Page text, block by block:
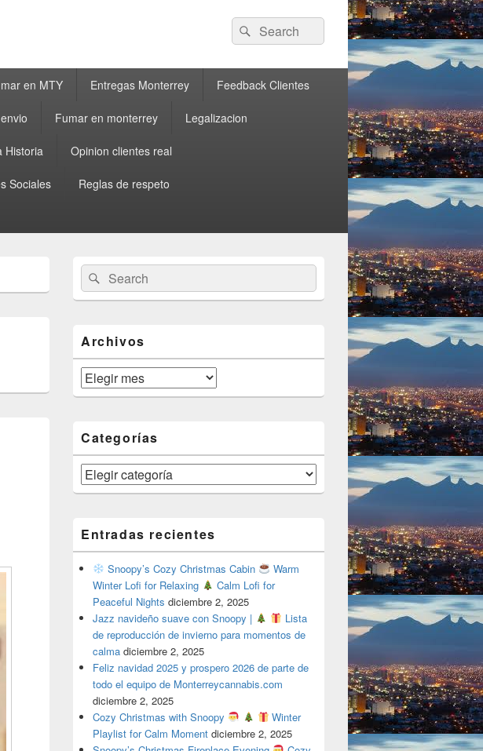
Search
for:
Search
en MTY Entregas Monterrey Feedback Clientes
Fumar en monterrey Legalizacion
Historia Opinion clientes real
Sociales Reglas de respeto
Primary
Sidebar
Widget
Area
Search
for:
Search
Archivos
Archivos
Categorías
Categorías
Entradas recientes
Snoopy’s Cozy Christmas Cabin
Warm
Winter Lofi for Relaxing
Calm Lofi for
Peaceful Nights diciembre 2, 2025
Jazz navideño suave con Snoopy |
Lista
de reproducción de invierno para momentos de
calma diciembre 2, 2025
Feliz navidad 2025 y prospero 2026 de parte de
todo el equipo de Monterreycannabis.com
diciembre 2, 2025
Cozy Christmas with Snoopy
Winter
Playlist for Calm Moment diciembre 2, 2025